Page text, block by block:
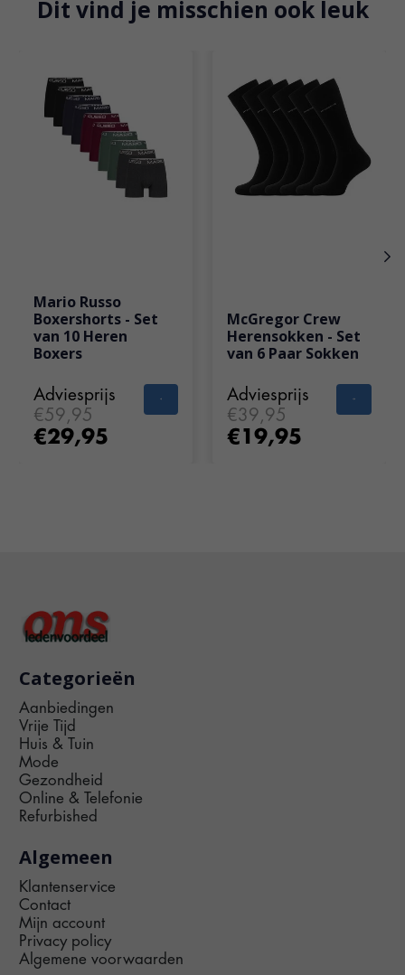
Dit vind je misschien ook leuk
Mario Russo
Boxershorts - Set
van 10 Heren
Boxers
Adviesprijs
€59,95
€29,95
McGregor Crew
Herensokken - Set
van 6 Paar Sokken
Adviesprijs
€39,95
€19,95
Categorieën
Aanbiedingen
Vrije Tijd
Huis & Tuin
Mode
Gezondheid
Online & Telefonie
Refurbished
Algemeen
Klantenservice
Contact
Mijn account
Privacy policy
Algemene voorwaarden